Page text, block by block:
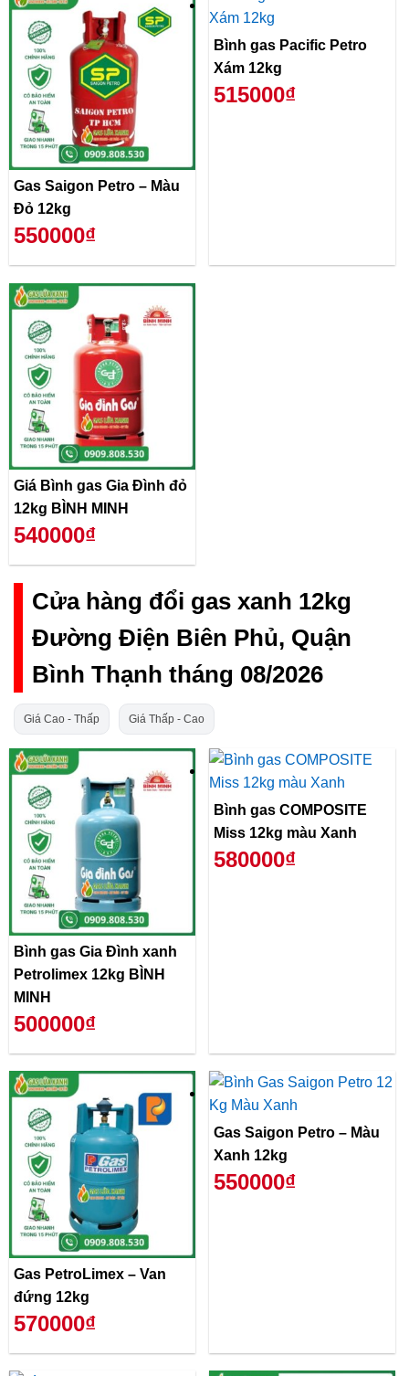
Gas Saigon Petro – Màu
Đỏ 12kg
550000₫
Bình gas Pacific Petro
Xám 12kg
515000₫
Giá Bình gas Gia Đình đỏ
12kg BÌNH MINH
540000₫
Cửa hàng đổi gas xanh 12kg
Đường Điện Biên Phủ, Quận
Bình Thạnh tháng 08/2026
Giá Cao - Thấp Giá Thấp - Cao
Bình gas Gia Đình xanh
Petrolimex 12kg BÌNH
MINH
500000₫
Bình gas COMPOSITE
Miss 12kg màu Xanh
580000₫
Gas PetroLimex – Van
đứng 12kg
570000₫
Gas Saigon Petro – Màu
Xanh 12kg
550000₫